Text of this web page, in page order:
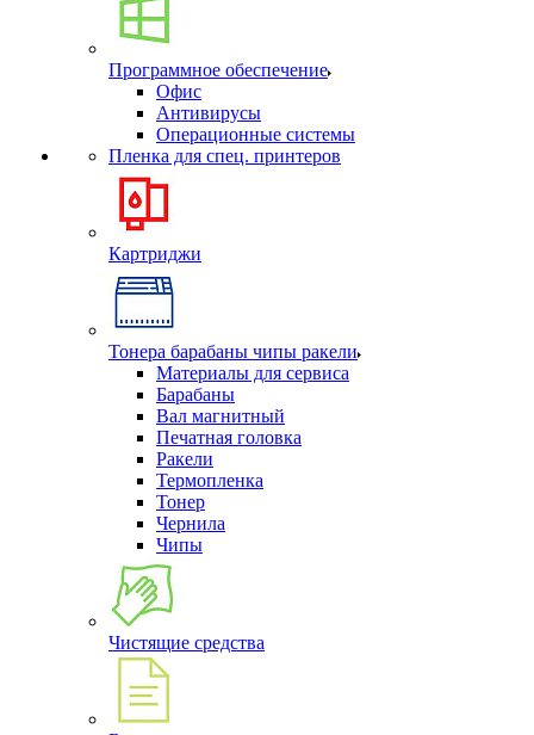
Программное обеспечение
Офис
Антивирусы
Операционные системы
Пленка для спец. принтеров
Картриджи
Тонера барабаны чипы ракели
Материалы для сервиса
Барабаны
Вал магнитный
Печатная головка
Ракели
Термопленка
Тонер
Чернила
Чипы
Чистящие средства